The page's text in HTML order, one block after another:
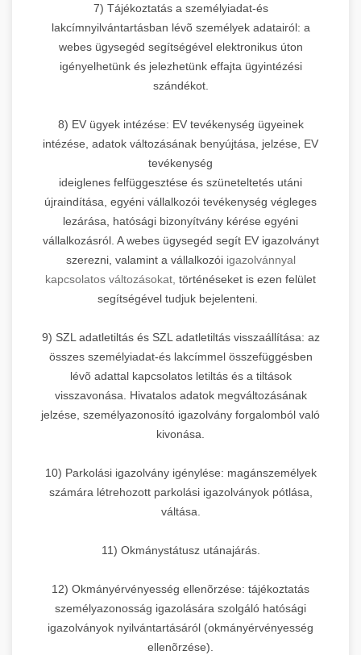
7) Tájékoztatás a személyiadat-és
lakcímnyilvántartásban lévõ személyek adatairól: a
webes ügysegéd segítségével elektronikus úton
igényelhetünk és jelezhetünk effajta ügyintézési
szándékot.
8) EV ügyek intézése: EV tevékenység ügyeinek
intézése, adatok változásának benyújtása, jelzése, EV
tevékenység
ideiglenes felfüggesztése és szüneteltetés utáni
újraindítása, egyéni vállalkozói tevékenység végleges
lezárása, hatósági bizonyítvány kérése egyéni
vállalkozásról. A webes ügysegéd segít EV igazolványt
szerezni, valamint a vállalkozói igazolvánnyal
kapcsolatos változásokat, történéseket is ezen felület
segítségével tudjuk bejelenteni.
9) SZL adatletiltás és SZL adatletiltás visszaállítása: az
összes személyiadat-és lakcímmel összefüggésben
lévõ adattal kapcsolatos letiltás és a tiltások
visszavonása. Hivatalos adatok megváltozásának
jelzése, személyazonosító igazolvány forgalomból való
kivonása.
10) Parkolási igazolvány igénylése: magánszemélyek
számára létrehozott parkolási igazolványok pótlása,
váltása.
11) Okmánystátusz utánajárás.
12) Okmányérvényesség ellenõrzése: tájékoztatás
személyazonosság igazolására szolgáló hatósági
igazolványok nyilvántartásáról (okmányérvényesség
ellenõrzése).